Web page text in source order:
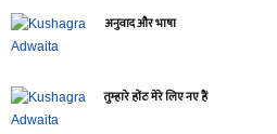
अनुवाद और भाषा
तुम्हारे होंठ मेरे लिए नए हैं